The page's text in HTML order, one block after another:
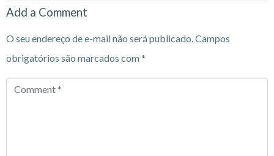
Add a Comment
O seu endereço de e-mail não será publicado.Campos
obrigatórios são marcados com*
Comment